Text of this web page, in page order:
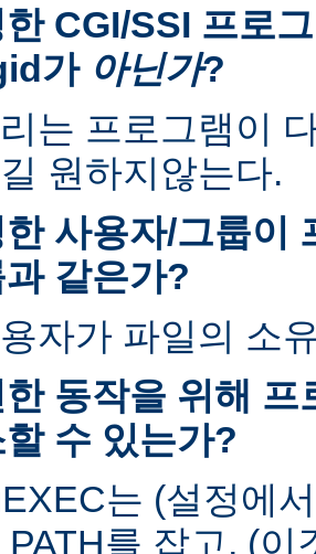
CGI/SSI 프로
가 아닌가?
는 프로그램이
원하지않는다.
사용자/그룹이
같은가?
자가 파일의 소
한 동작을 위해
수 있는가?
는 (설정에
PATH를 잡고, (